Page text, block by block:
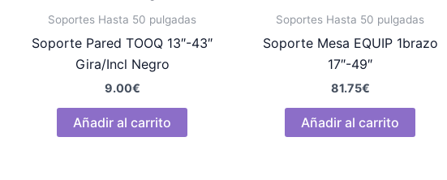
Soportes Hasta 50 pulgadas
Soporte Pared TOOQ 13″-43″
Gira/Incl Negro
9.00€
Añadir al carrito
Soportes Hasta 50 pulgadas
Soporte Mesa EQUIP 1brazo
17″-49″
81.75€
Añadir al carrito